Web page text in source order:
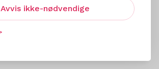
Avvis ikke-nødvendige